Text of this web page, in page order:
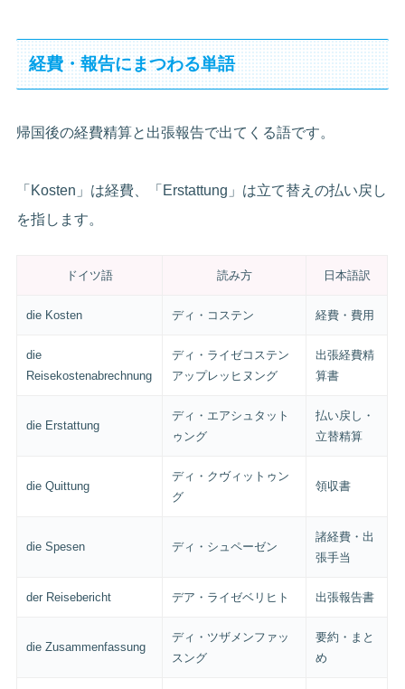
経費・報告にまつわる単語
帰国後の経費精算と出張報告で出てくる語です。
「Kosten」は経費、「Erstattung」は立て替えの払い戻し
を指します。
ドイツ語 読み方 日本語訳
die Kosten ディ・コステン 経費・費用
die
Reisekostenabrechnung
ディ・ライゼコステン
アップレッヒヌング
出張経費精
算書
die Erstattung
ディ・エアシュタット
ゥング
払い戻し・
立替精算
die Quittung
ディ・クヴィットゥン
グ
領収書
die Spesen ディ・シュペーゼン
諸経費・出
張手当
der Reisebericht デア・ライゼベリヒト 出張報告書
die Zusammenfassung
ディ・ツザメンファッ
スング
要約・まと
め